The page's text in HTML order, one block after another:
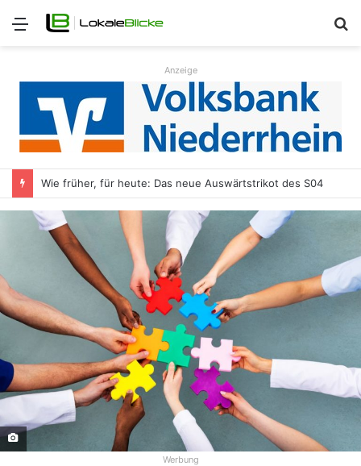
Menü
Anzeige
Wie früher, für heute: Das neue Auswärtstrikot des S04
Werbung